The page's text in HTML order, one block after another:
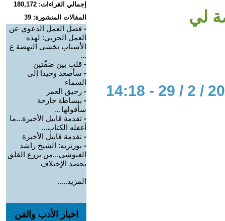
لي
إجمالي القراءات: 180,172
المقالات المنشورة: 39
- فصل العمل الدعوي عن
العمل الحزبي: لهذه
الأسباب تخشى النهضة ع
...
- قلب بين ضفّتين
- سأصعد وحيدا إلى
السماء
- رحيق العمر
- ببساطة جارحة
سأقولها…
- تقدمة قابيل الأخيرة...ما
أغفله الكتاب...
- تقدمة قابيل الأخيرة
- بورتريه: الشيخ راشد
الغنوشي...من يزرع القلق
يحصد الإختلاف
المزيد.....
اخبار الأدب والفن